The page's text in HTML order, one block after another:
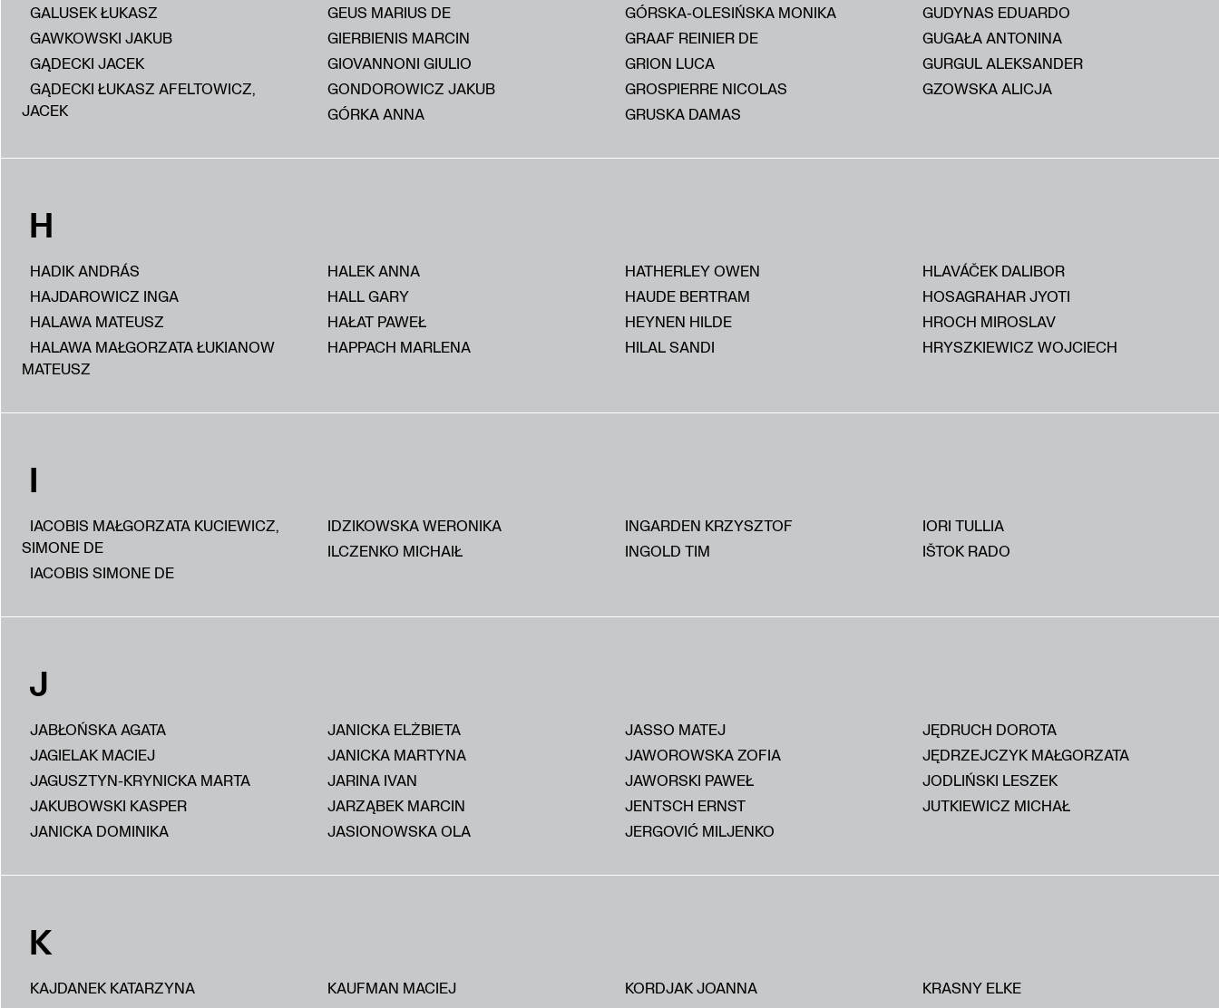
GALUSEK ŁUKASZ
GAWKOWSKI JAKUB
GĄDECKI JACEK
GĄDECKI ŁUKASZ AFELTOWICZ,
JACEK
GEUS MARIUS DE
GIERBIENIS MARCIN
GIOVANNONI GIULIO
GONDOROWICZ JAKUB
GÓRKA ANNA
GÓRSKA-OLESIŃSKA MONIKA
GRAAF REINIER DE
GRION LUCA
GROSPIERRE NICOLAS
GRUSKA DAMAS
GUDYNAS EDUARDO
GUGAŁA ANTONINA
GURGUL ALEKSANDER
GZOWSKA ALICJA
H
HADIK ANDRÁS
HAJDAROWICZ INGA
HALAWA MATEUSZ
HALAWA MAŁGORZATA ŁUKIANOW
MATEUSZ
HALEK ANNA
HALL GARY
HAŁAT PAWEŁ
HAPPACH MARLENA
HATHERLEY OWEN
HAUDE BERTRAM
HEYNEN HILDE
HILAL SANDI
HLAVÁČEK DALIBOR
HOSAGRAHAR JYOTI
HROCH MIROSLAV
HRYSZKIEWICZ WOJCIECH
I
IACOBIS MAŁGORZATA KUCIEWICZ,
SIMONE DE
IACOBIS SIMONE DE
IDZIKOWSKA WERONIKA
ILCZENKO MICHAIŁ
INGARDEN KRZYSZTOF
INGOLD TIM
IORI TULLIA
IŠTOK RADO
J
JABŁOŃSKA AGATA
JAGIELAK MACIEJ
JAGUSZTYN-KRYNICKA MARTA
JAKUBOWSKI KASPER
JANICKA DOMINIKA
JANICKA ELŻBIETA
JANICKA MARTYNA
JARINA IVAN
JARZĄBEK MARCIN
JASIONOWSKA OLA
JASSO MATEJ
JAWOROWSKA ZOFIA
JAWORSKI PAWEŁ
JENTSCH ERNST
JERGOVIĆ MILJENKO
JĘDRUCH DOROTA
JĘDRZEJCZYK MAŁGORZATA
JODLIŃSKI LESZEK
JUTKIEWICZ MICHAŁ
K
KAJDANEK KATARZYNA
KAUFMAN MACIEJ
KORDJAK JOANNA
KRASNY ELKE